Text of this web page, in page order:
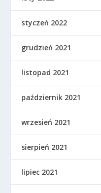
styczeń 2022
grudzień 2021
listopad 2021
październik 2021
wrzesień 2021
sierpień 2021
lipiec 2021